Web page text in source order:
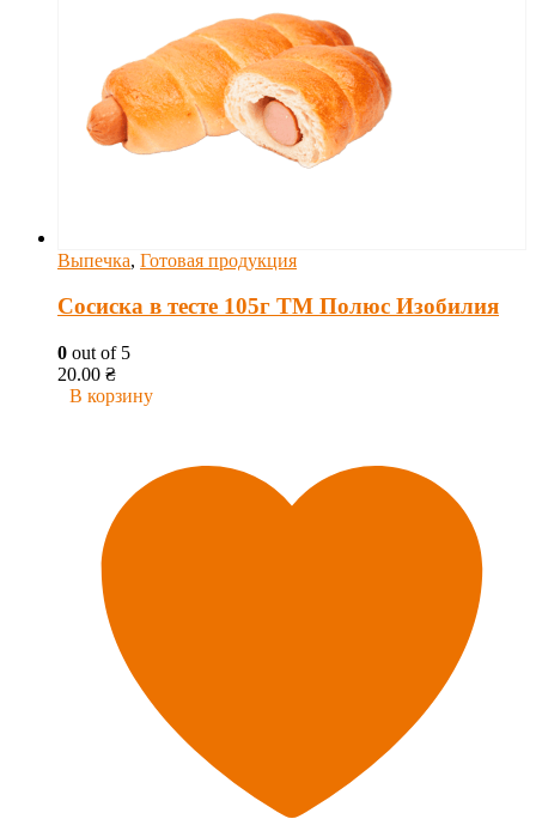
Выпечка, Готовая продукция
Сосиска в тесте 105г ТМ Полюс Изобилия
0 out of 5
20.00 ₴
В корзину